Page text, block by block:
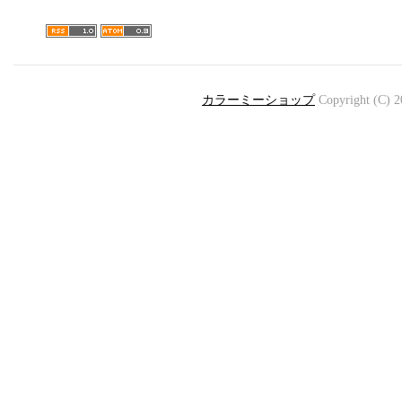
カラーミーショップCopyright (C)